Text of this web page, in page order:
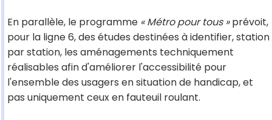
En parallèle, le programme « Métro pour tous »prévoit,
pour la ligne 6, des études destinées à identifier, station
par station, les aménagements techniquement
réalisables afin d'améliorer l'accessibilité pour
l'ensemble des usagers en situation de handicap, et
pas uniquement ceux en fauteuil roulant.